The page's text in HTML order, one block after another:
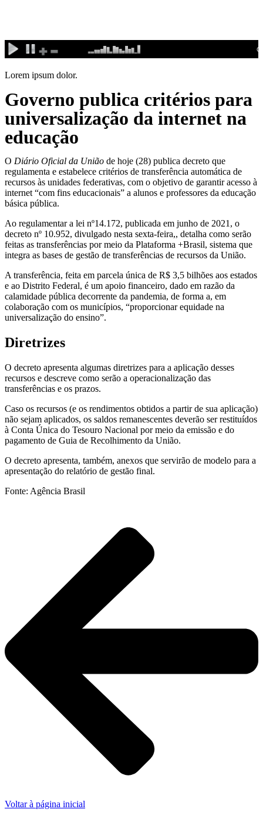
conteúdo
Lorem ipsum dolor.
Governo publica critérios para
universalização da internet na
educação
O Diário Oficial da União de hoje (28) publica decreto que
regulamenta e estabelece critérios de transferência automática de
recursos às unidades federativas, com o objetivo de garantir acesso à
internet “com fins educacionais” a alunos e professores da educação
básica pública.
Ao regulamentar a lei nº14.172, publicada em junho de 2021, o
decreto nº 10.952, divulgado nesta sexta-feira,, detalha como serão
feitas as transferências por meio da Plataforma +Brasil, sistema que
integra as bases de gestão de transferências de recursos da União.
A transferência, feita em parcela única de R$ 3,5 bilhões aos estados
e ao Distrito Federal, é um apoio financeiro, dado em razão da
calamidade pública decorrente da pandemia, de forma a, em
colaboração com os municípios, “proporcionar equidade na
universalização do ensino”.
Diretrizes
O decreto apresenta algumas diretrizes para a aplicação desses
recursos e descreve como serão a operacionalização das
transferências e os prazos.
Caso os recursos (e os rendimentos obtidos a partir de sua aplicação)
não sejam aplicados, os saldos remanescentes deverão ser restituídos
à Conta Única do Tesouro Nacional por meio da emissão e do
pagamento de Guia de Recolhimento da União.
O decreto apresenta, também, anexos que servirão de modelo para a
apresentação do relatório de gestão final.
Fonte: Agência Brasil
Voltar à página inicial